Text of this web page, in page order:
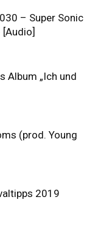
– Super Sonic
Album „Ich und
(prod. Young
2019